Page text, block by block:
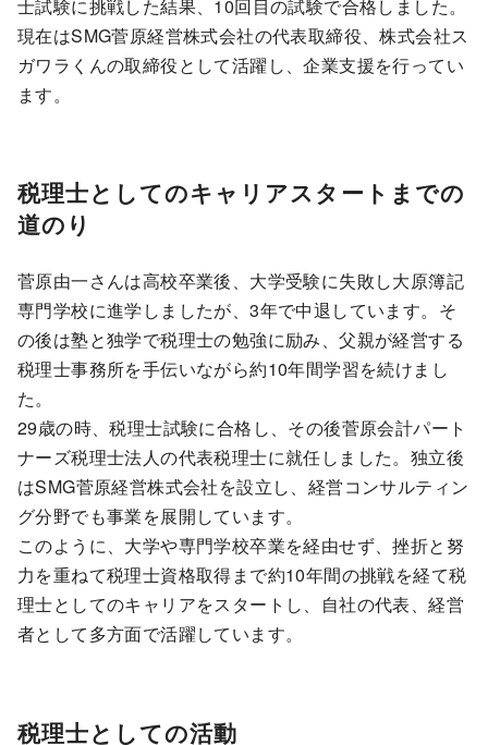
士試験に挑戦した結果、10回目の試験で合格しました。
現在はSMG菅原経営株式会社の代表取締役、株式会社ス
ガワラくんの取締役として活躍し、企業支援を行ってい
ます。
税理士としてのキャリアスタートまでの
道のり
菅原由一さんは高校卒業後、大学受験に失敗し大原簿記
専門学校に進学しましたが、3年で中退しています。そ
の後は塾と独学で税理士の勉強に励み、父親が経営する
税理士事務所を手伝いながら約10年間学習を続けまし
た。
29歳の時、税理士試験に合格し、その後菅原会計パート
ナーズ税理士法人の代表税理士に就任しました。独立後
はSMG菅原経営株式会社を設立し、経営コンサルティン
グ分野でも事業を展開しています。
このように、大学や専門学校卒業を経由せず、挫折と努
力を重ねて税理士資格取得まで約10年間の挑戦を経て税
理士としてのキャリアをスタートし、自社の代表、経営
者として多方面で活躍しています。
税理士としての活動